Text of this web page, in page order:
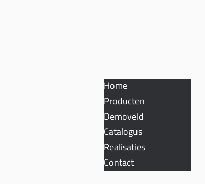
Home
Producten
Demoveld
Catalogus
Realisaties
Contact